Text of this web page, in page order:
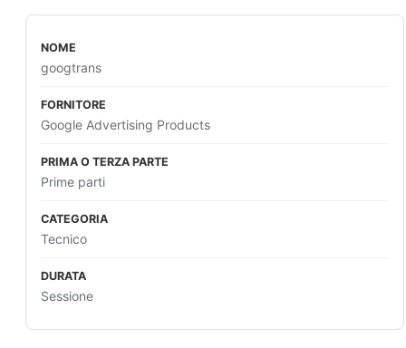
googtrans
Google Advertising Products
Prime parti
Tecnico
Sessione